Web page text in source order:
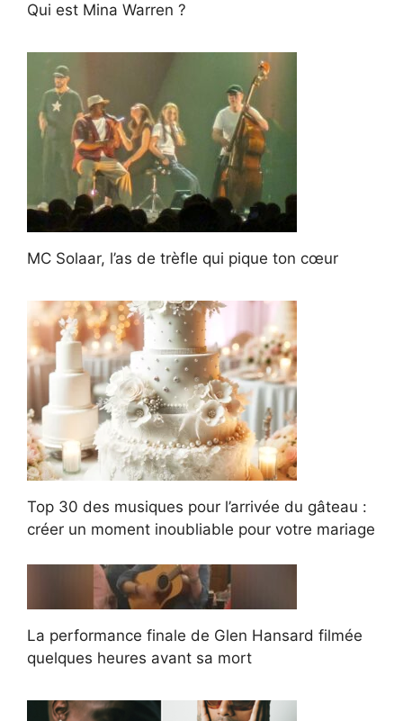
Qui est Mina Warren ?
MC Solaar, l’as de trèfle qui pique ton cœur
Top 30 des musiques pour l’arrivée du gâteau :
créer un moment inoubliable pour votre mariage
La performance finale de Glen Hansard filmée
quelques heures avant sa mort